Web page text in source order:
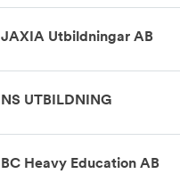
JAXIA Utbildningar AB
NS UTBILDNING
BC Heavy Education AB